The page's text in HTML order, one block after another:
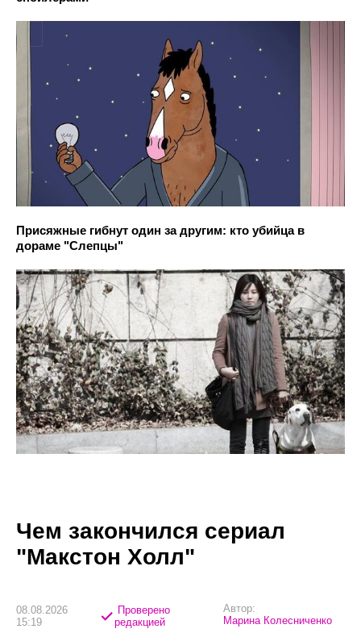
Присяжные гибнут один за другим: кто убийца в
дораме "Слепцы"
Чем закончился сериал
"Макстон Холл"
08.08.2026
15:19
Проверено
редакцией
Автор:
Марина Колесниченко